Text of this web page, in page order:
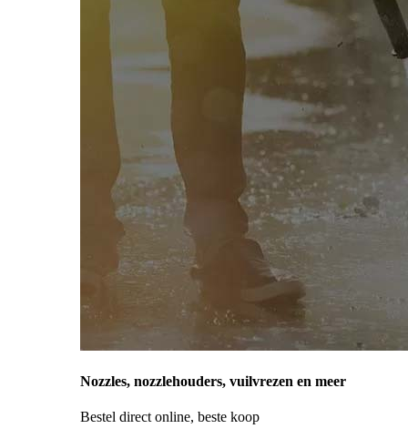
Nozzles, nozzlehouders, vuilvrezen en meer
Bestel direct online, beste koop